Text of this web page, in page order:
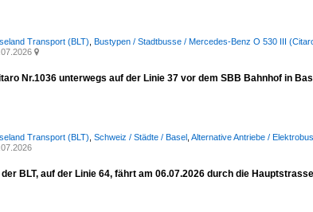
Transport (BLT) Bustypen / Stadtbusse / Mercedes-Benz O 530 III

Nr.1036 unterwegs auf der Linie 37 vor dem SBB Bahnhof in
Transport (BLT) Schweiz / Städte / Basel Alternative Antriebe /
BLT, auf der Linie 64, fährt am 06.07.2026 durch die